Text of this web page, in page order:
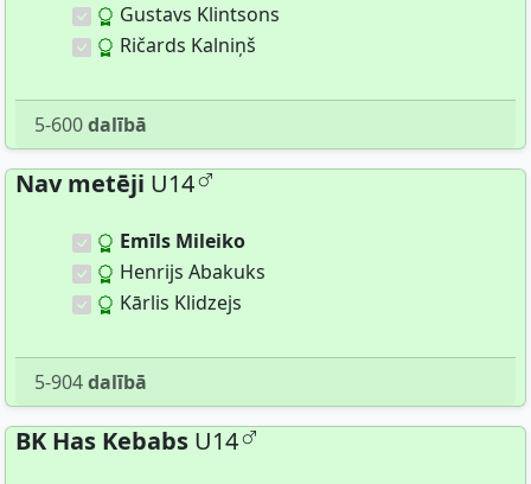
Gustavs Klintsons
Ričards Kalniņš
5-600dalībā
Nav metēji U14
Emīls Mileiko
Henrijs Abakuks
Kārlis Klidzejs
5-904dalībā
BK Has Kebabs U14